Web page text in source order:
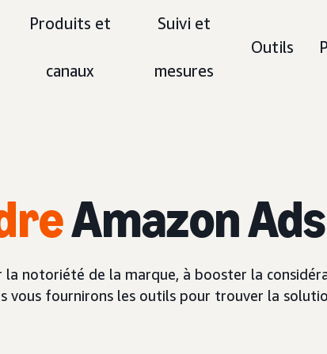
Produits et
canaux
Suivi et
mesures
Outils
Amazon Ads
la notoriété de la marque, à booster la
vous fournirons les outils pour trouver la